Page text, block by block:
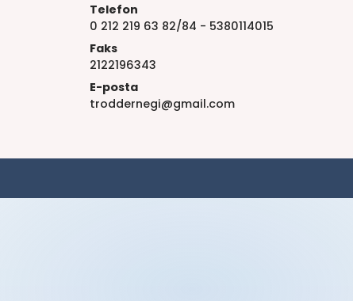
Telefon
0 212 219 63 82/84 - 5380114015
Faks
2122196343
E-posta
troddernegi@gmail.com